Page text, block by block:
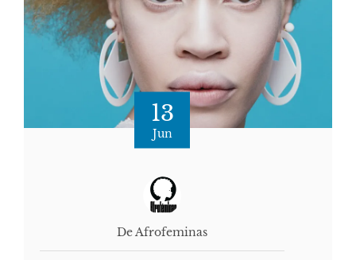
13
Jun
De Afrofeminas